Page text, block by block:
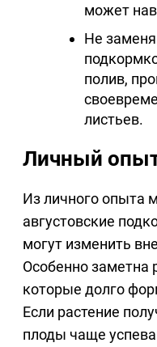
может
Не
полив,
листьев.
Личный
Из личного опыта
августовские
могут изменить
Особенно заметна
которые долго
Если растение
плоды чаще